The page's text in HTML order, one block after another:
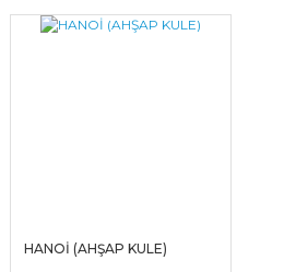
HANOİ (AHŞAP KULE)